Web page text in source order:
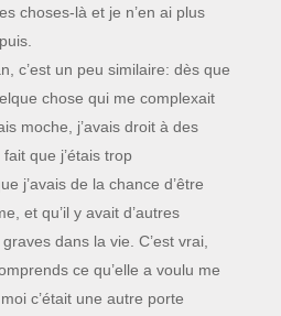
choses-là et je n’en ai plus
c’est un peu similaire: dès que
chose qui me complexait
moche, j’avais droit à des
que j’étais trop
j’avais de la chance d’être
et qu’il y avait d’autres
dans la vie. C’est vrai,
ce qu’elle a voulu me
c’était une autre porte